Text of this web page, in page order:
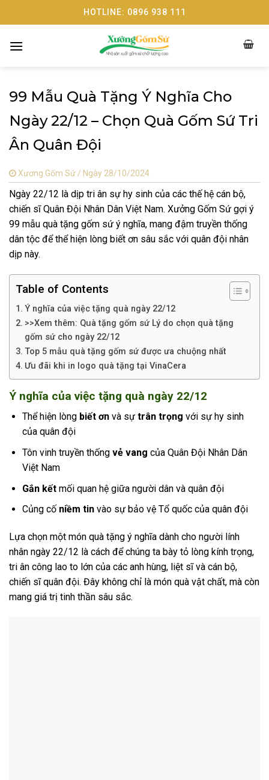
to
HOTLINE: 0896 938 111
99 Mẫu Quà Tặng Ý Nghĩa Cho
Ngày 22/12 – Chọn Quà Gốm Sứ Tri
Ân Quân Đội
Xương Gốm Sứ / Ngày 28/10/2024
Ngày 22/12 là dịp tri ân sự hy sinh của các thế hệ cán bộ,
chiến sĩ Quân Đội Nhân Dân Việt Nam. Xưởng Gốm Sứ gợi ý
99 mẫu quà tặng gốm sứ ý nghĩa, mang đậm truyền thống
dân tộc để thể hiện lòng biết ơn sâu sắc với quân đội nhân
dịp này.
Table of Contents
Ý nghĩa của việc tặng quà ngày 22/12
>>Xem thêm: Quà tặng gốm sứ Lý do chọn quà tặng
gốm sứ cho ngày 22/12
Top 5 mẫu quà tặng gốm sứ được ưa chuộng nhất
Ưu đãi khi in logo quà tặng tại VinaCera
Ý nghĩa của việc tặng quà ngày 22/12
Thể hiện lòng biết ơn và sự trân trọng với sự hy sinh
của quân đội
Tôn vinh truyền thống vẻ vang của Quân Đội Nhân Dân
Việt Nam
Gắn kết mối quan hệ giữa người dân và quân đội
Củng cố niềm tin vào sự bảo vệ Tổ quốc của quân đội
Lựa chọn một món quà tặng ý nghĩa dành cho người lính
nhân ngày 22/12 là cách để chúng ta bày tỏ lòng kính trọng,
tri ân công lao to lớn của các anh hùng, liệt sĩ và cán bộ,
chiến sĩ quân đội. Đây không chỉ là món quà vật chất, mà còn
mang giá trị tinh thần sâu sắc.